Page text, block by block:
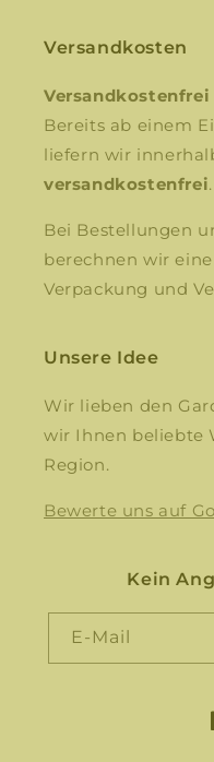
Versandkosten
Bereits ab einem
liefern wir
versandkostenfrei.
Bei Bestellungen
berechnen wir
Verpackung und
Unsere Idee
Wir lieben den
wir Ihnen beliebte
Region.
Bewerte uns auf
Kein
E-Mail